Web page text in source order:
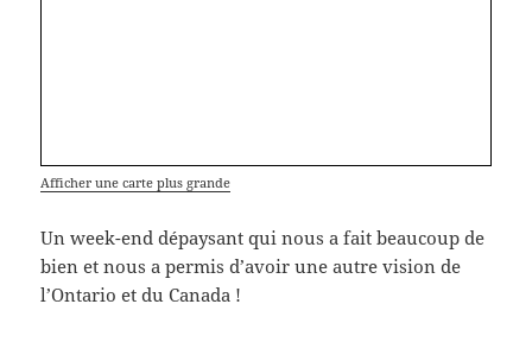
Afficher une carte plus grande
Un week-end dépaysant qui nous a fait beaucoup de
bien et nous a permis d’avoir une autre vision de
l’Ontario et du Canada !